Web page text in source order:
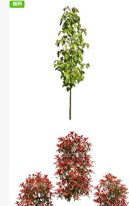
無料
無料ダウンロード